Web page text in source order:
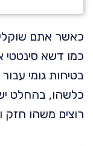
כאשר אתם
כמו דשא
בטיחות גומי
כלשהו, בהחלט
רוצים משהו חזק